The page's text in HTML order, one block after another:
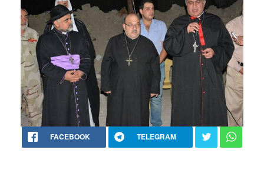
FACEBOOK TELEGRAM